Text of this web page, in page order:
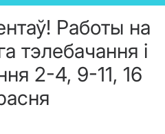
Работы на
тэлебачання і
2-4, 9-11, 16